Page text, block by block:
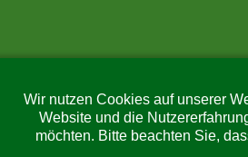
Wir nutzen Cookies auf unserer
Website und die
möchten. Bitte beachten Sie,